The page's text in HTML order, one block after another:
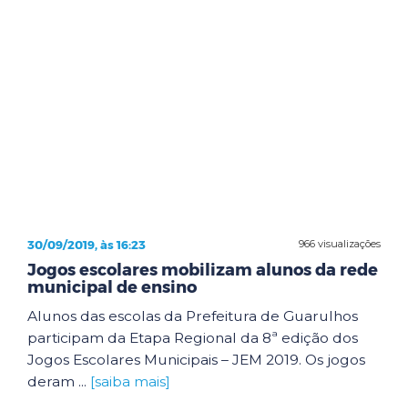
966 visualizações
30/09/2019, às 16:23
Jogos escolares mobilizam alunos da rede
municipal de ensino
Alunos das escolas da Prefeitura de Guarulhos
participam da Etapa Regional da 8ª edição dos
Jogos Escolares Municipais – JEM 2019. Os jogos
deram ... [saiba mais]